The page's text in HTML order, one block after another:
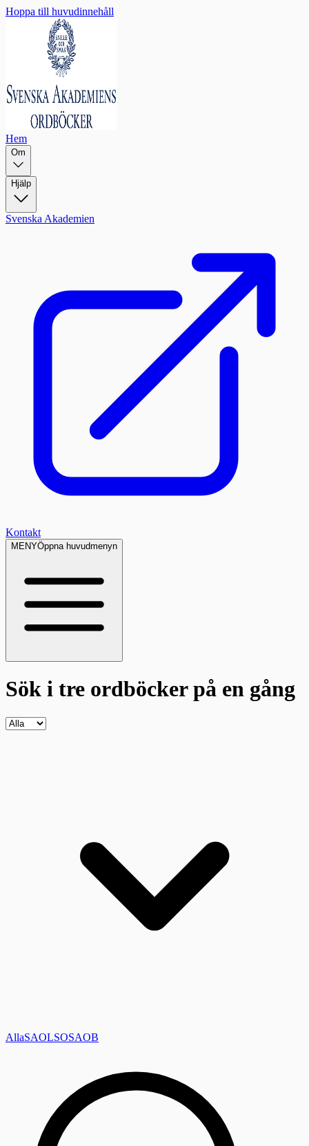
Hoppa till huvudinnehåll
Hem
Om
Hjälp
Svenska Akademien
Kontakt
MENYÖppna huvudmenyn
Sök i tre ordböckerpå en gång
AllaSAOLSOSAOB